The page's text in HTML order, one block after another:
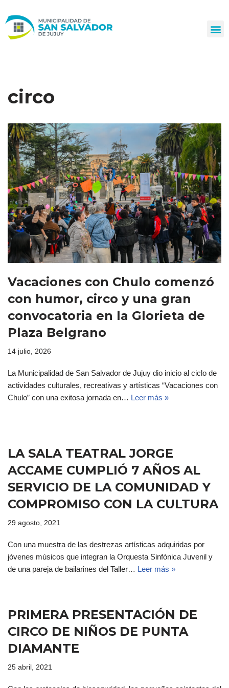
al
circo
Vacaciones con Chulo comenzó
con humor, circo y una gran
convocatoria en la Glorieta de
Plaza Belgrano
14 julio, 2026
La Municipalidad de San Salvador de Jujuy dio inicio al ciclo de
actividades culturales, recreativas y artísticas “Vacaciones con
Chulo” con una exitosa jornada en… Leer más »
LA SALA TEATRAL JORGE
ACCAME CUMPLIÓ 7 AÑOS AL
SERVICIO DE LA COMUNIDAD Y
COMPROMISO CON LA CULTURA
29 agosto, 2021
Con una muestra de las destrezas artísticas adquiridas por
jóvenes músicos que integran la Orquesta Sinfónica Juvenil y
de una pareja de bailarines del Taller… Leer más »
PRIMERA PRESENTACIÓN DE
CIRCO DE NIÑOS DE PUNTA
DIAMANTE
25 abril, 2021